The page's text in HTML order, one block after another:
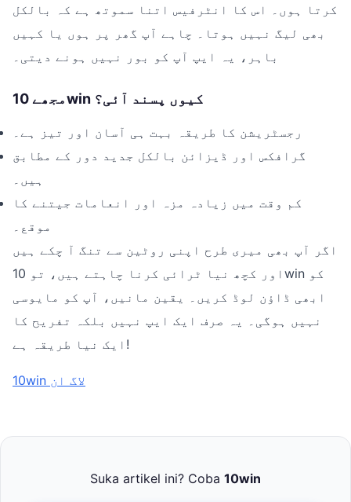
کرتا ہوں۔ اس کا انٹرفیس اتنا سموتھ ہے کہ بالکل
بھی لیگ نہیں ہوتا۔ چاہے آپ گھر پر ہوں یا کہیں
باہر، یہ ایپ آپ کو بور نہیں ہونے دیتی۔
مجھے 10win کیوں پسند آئی؟
رجسٹریشن کا طریقہ بہت ہی آسان اور تیز ہے۔
گرافکس اور ڈیزائن بالکل جدید دور کے مطابق
ہیں۔
کم وقت میں زیادہ مزہ اور انعامات جیتنے کا
موقع۔
اگر آپ بھی میری طرح اپنی روٹین سے تنگ آ چکے ہیں
اور کچھ نیا ٹرائی کرنا چاہتے ہیں، تو 10win کو
ابھی ڈاؤن لوڈ کریں۔ یقین مانیں، آپ کو مایوسی
نہیں ہوگی۔ یہ صرف ایک ایپ نہیں بلکہ تفریح کا
ایک نیا طریقہ ہے!
10win لاگ ان
Suka artikel ini? Coba 10win